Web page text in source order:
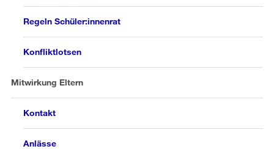
Regeln Schüler:innenrat
Konfliktlotsen
Mitwirkung Eltern
Kontakt
Anlässe